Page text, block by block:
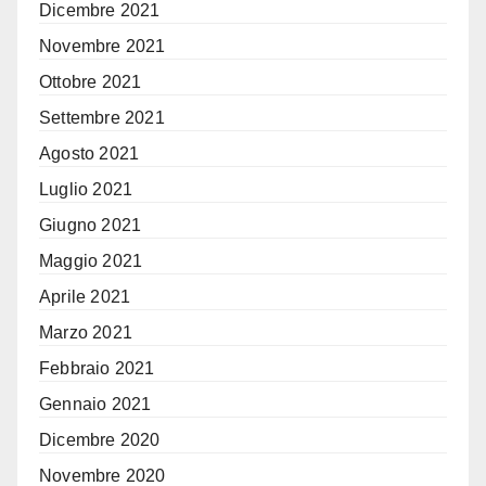
Dicembre 2021
Novembre 2021
Ottobre 2021
Settembre 2021
Agosto 2021
Luglio 2021
Giugno 2021
Maggio 2021
Aprile 2021
Marzo 2021
Febbraio 2021
Gennaio 2021
Dicembre 2020
Novembre 2020